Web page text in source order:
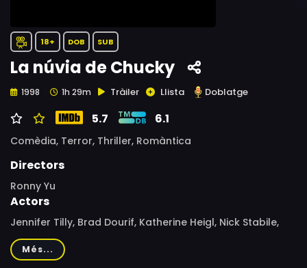
18+ DOB SUB
La núvia de Chucky
1998 1h 29m Tràiler Llista Doblatge
5.7 6.1
Comèdia, Terror, Thriller, Romàntica
Directors
Ronny Yu
Actors
Jennifer Tilly, Brad Dourif, Katherine Heigl, Nick Stabile,
Alexis Arquette, Gordon Michael Woolvett, John Ritter,
Lawrence Dane, Michael Louis Johnson, James
Més...